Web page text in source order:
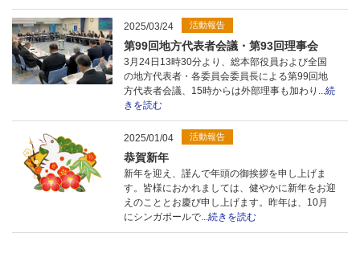
2025/03/24 活動報告
第99回地方代表者会議・第93回理事会
3月24日13時30分より、総本部役員および全国
の地方代表者・各委員会委員長による第99回地
方代表者会議、15時からは外部理事も加わり...続
きを読む
2025/01/04 活動報告
恭賀新年
新年を迎え、謹んで年頭の御挨拶を申し上げま
す。皆様におかれましては、健やかに新年をお迎
えのこととお慶び申し上げます。昨年は、10月
にシンガポールで...続きを読む